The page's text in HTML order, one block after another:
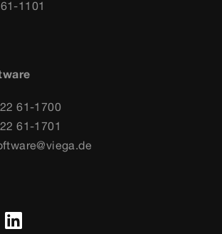
1101
61-1700
61-1701